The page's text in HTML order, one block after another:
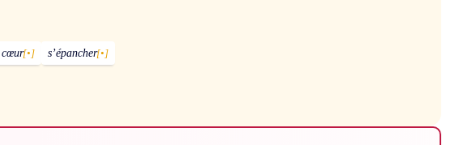
cœur[•] s’épancher[•]